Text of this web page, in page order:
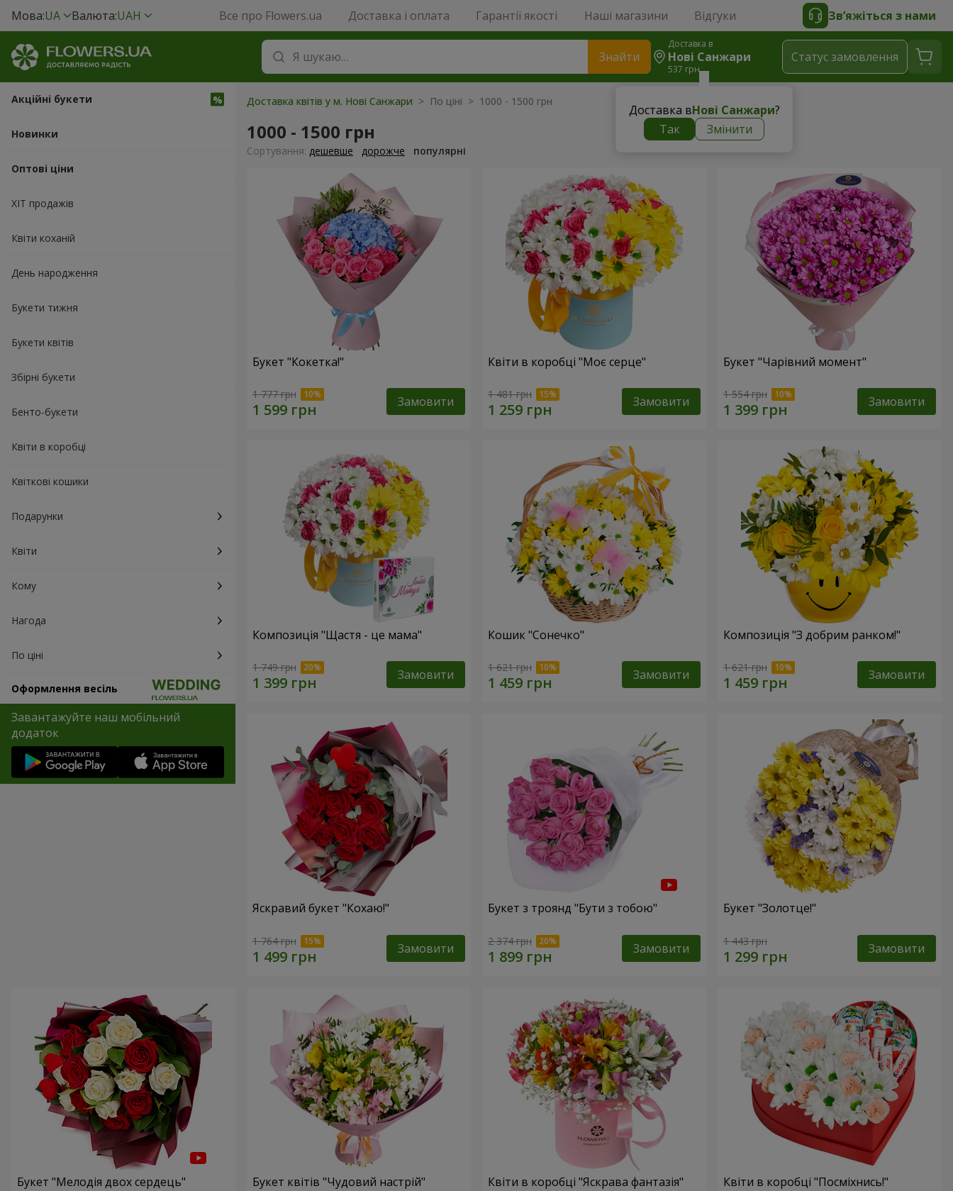
Мова:UA Валюта:UAH Все про Flowers.ua Доставка і оплата Гарантії якості Наші магазини Відгуки Зв’яжіться з нами
Знайти
Доставка в
Нові Санжари
537 грн
Доставка вНові Санжари?
Так
Змінити
Статус замовлення
Акційні букети
Новинки
Оптові ціни
ХІТ продажів
Квіти коханій
День народження
Букети тижня
Букети квітів
Збірні букети
Бенто-букети
Квіти в коробці
Квіткові кошики
Подарунки
Квіти
Кому
Нагода
По ціні
Оформлення весіль
Завантажуйте наш мобільний
додаток
Доставка квітів у м. Нові Санжари > По ціні > 1000 - 1500 грн
1000 - 1500 грн
Сортування: дешевше дорожче популярні
Букет "Кокетка!"
1 777 грн Замовити
Квіти в коробці "Моє серце"
1 481 грн Замовити
Букет "Чарівний момент"
1 554 грн Замовити
Композиція "Щастя - це мама"
1 749 грн Замовити
Кошик "Сонечко"
1 621 грн Замовити
Композиція "З добрим ранком!"
1 621 грн Замовити
Яскравий букет "Кохаю!"
1 764 грн Замовити
Букет з троянд "Бути з тобою"
2 374 грн Замовити
Букет "Золотце!"
1 443 грн Замовити
Букет "Мелодія двох сердець" Букет квітів "Чудовий настрій" Квіти в коробці "Яскрава фантазія" Квіти в коробці "Посміхнись!"